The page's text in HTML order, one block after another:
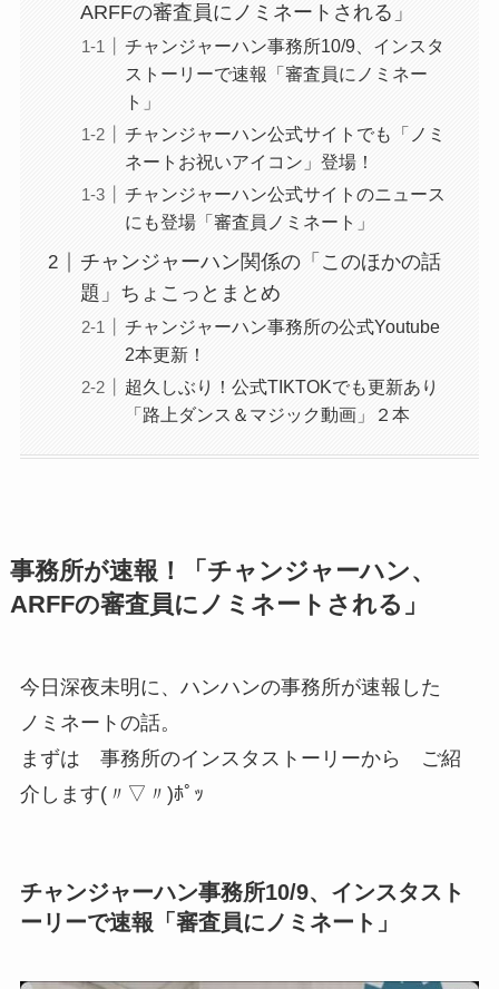
ARFFの審査員にノミネートされる」
チャンジャーハン事務所10/9、インスタ
ストーリーで速報「審査員にノミネー
ト」
チャンジャーハン公式サイトでも「ノミ
ネートお祝いアイコン」登場！
チャンジャーハン公式サイトのニュース
にも登場「審査員ノミネート」
チャンジャーハン関係の「このほかの話
題」ちょこっとまとめ
チャンジャーハン事務所の公式Youtube
2本更新！
超久しぶり！公式TIKTOKでも更新あり
「路上ダンス＆マジック動画」２本
事務所が速報！「チャンジャーハン、
ARFFの審査員にノミネートされる」
今日深夜未明に、ハンハンの事務所が速報した
ノミネートの話。
まずは 事務所のインスタストーリーから ご紹
介します(〃▽〃)ﾎﾟｯ
チャンジャーハン事務所10/9、インスタスト
ーリーで速報「審査員にノミネート」